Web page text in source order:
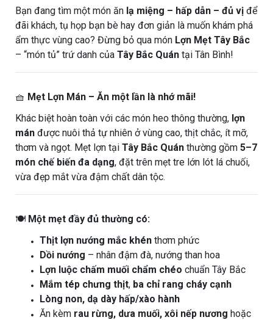
Bạn đang tìm một món ăn lạ miệng – hấp dẫn – đủ vị để
đãi khách, tụ họp bạn bè hay đơn giản là muốn khám phá
ẩm thực vùng cao? Đừng bỏ qua món Lợn Mẹt Tây Bắc
– “món tủ” trứ danh của Tây Bắc Quán tại Tân Bình!
🧺 Mẹt Lợn Mán – Ăn một lần là nhớ mãi!
Khác biệt hoàn toàn với các món heo thông thường, lợn
mán được nuôi thả tự nhiên ở vùng cao, thịt chắc, ít mỡ,
thơm và ngọt. Mẹt lợn tại Tây Bắc Quán thường gồm 5–7
món chế biến đa dạng, đặt trên mẹt tre lớn lót lá chuối,
vừa đẹp mắt vừa đậm chất dân tộc.
🍽️ Một mẹt đầy đủ thường có:
Thịt lợn nướng mắc khén thơm phức
Dồi nướng – nhân đậm đà, nướng than hoa
Lợn luộc chấm muối chẩm chéo chuẩn Tây Bắc
Mắm tép chưng thịt, ba chỉ rang cháy cạnh
Lòng non, dạ dày hấp/xào hành
Ăn kèm rau rừng, dưa muối, xôi nếp nương hoặc